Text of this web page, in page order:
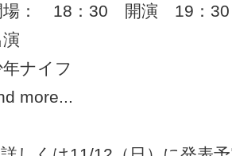
場： 18：30 開演 19：30
年ナイフ
more...